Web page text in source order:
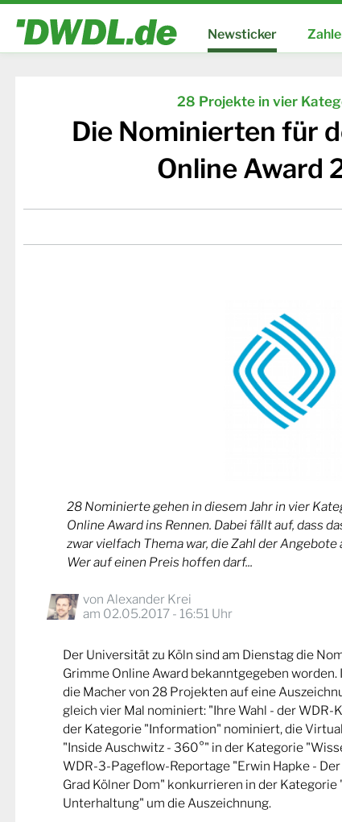
Newsticker
28 Projekte in vier
Die Nominierten für
Online Award
28 Nominierte gehen in diesem Jahr in vier
Online Award ins Rennen. Dabei fällt auf, dass
zwar vielfach Thema war, die Zahl der
Wer auf einen Preis hoffen darf...
von Alexander Krei
am 02.05.2017 - 16:51 Uhr
Der Universität zu Köln sind am Dienstag die
Grimme Online Award bekanntgegeben
die Macher von 28 Projekten auf eine
gleich vier Mal nominiert: "Ihre Wahl - der WDR-
der Kategorie "Information" nominiert, die
"Inside Auschwitz - 360°" in der Kategorie
WDR-3-Pageflow-Reportage "Erwin Hapke -
Grad Kölner Dom" konkurrieren in der Kategorie
Unterhaltung" um die Auszeichnung.